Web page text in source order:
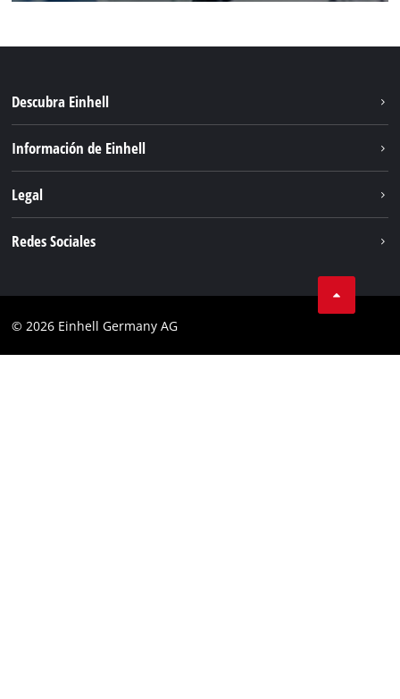
Descubra Einhell
Servicio
Información de Einhell
Legal
Redes Sociales
© 2026 Einhell Germany AG